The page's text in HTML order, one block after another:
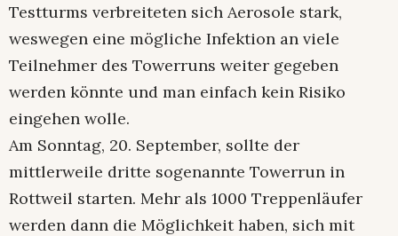
Testturms verbreiteten sich Aerosole stark,
weswegen eine mögliche Infektion an viele
Teilnehmer des Towerruns weiter gegeben
werden könnte und man einfach kein Risiko
eingehen wolle.
Am Sonntag, 20. September, sollte der
mittlerweile dritte sogenannte Towerrun in
Rottweil starten. Mehr als 1000 Treppenläufer
werden dann die Möglichkeit haben, sich mit